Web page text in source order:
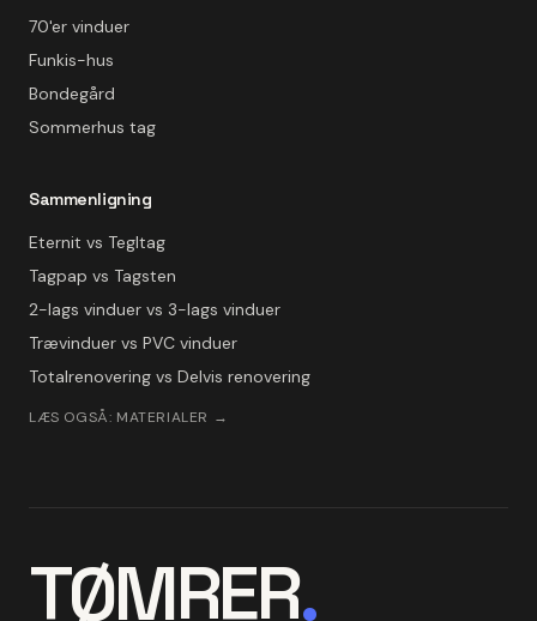
70'er vinduer
Funkis-hus
Bondegård
Sommerhus tag
Sammenligning
Eternit vs Tegltag
Tagpap vs Tagsten
2-lags vinduer vs 3-lags vinduer
Trævinduer vs PVC vinduer
Totalrenovering vs Delvis renovering
LÆS OGSÅ: MATERIALER →
TØMRER.